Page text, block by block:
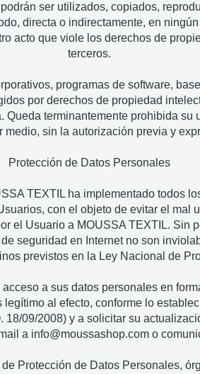
ser utilizados, copiados,
directa o indirectamente, en
acto que viole los derechos de
terceros.
programas de software,
por derechos de propiedad
terminantemente prohibida su
medio, sin la autorización previa y
Protección de Datos Personales
TEXTIL ha implementado todos
con el objeto de evitar el mal
el Usuario a MOUSSA TEXTIL. Sin
seguridad en Internet no son
previstos en la Ley Nacional de
a sus datos personales en
al efecto, conforme lo
18/09/2008) y a solicitar su
a info@moussashop.com o
Protección de Datos Personales,